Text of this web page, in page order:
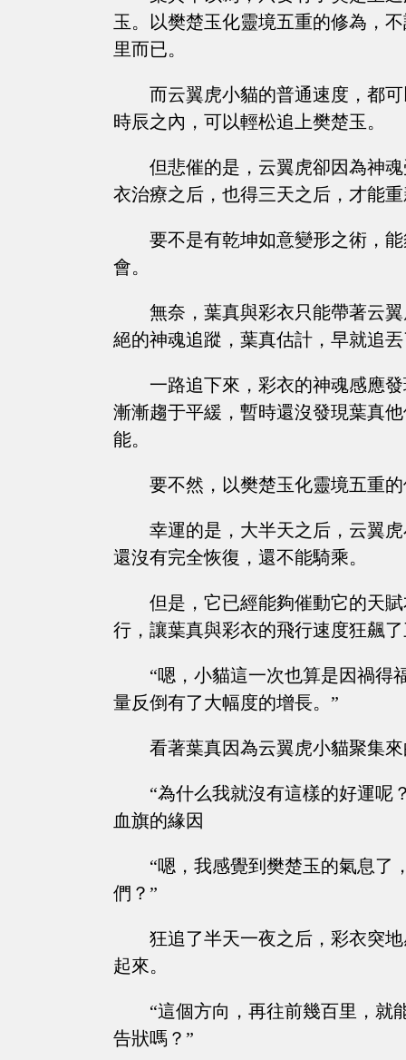
玉。以樊楚玉化靈境五重的修為，
里而已。
而云翼虎小貓的普通速度，都
時辰之內，可以輕松追上樊楚玉。
但悲催的是，云翼虎卻因為神
衣治療之后，也得三天之后，才能
要不是有乾坤如意變形之術，
會。
無奈，葉真與彩衣只能帶著云
絕的神魂追蹤，葉真估計，早就追
一路追下來，彩衣的神魂感應
漸漸趨于平緩，暫時還沒發現葉真
能。
要不然，以樊楚玉化靈境五重
幸運的是，大半天之后，云翼
還沒有完全恢復，還不能騎乘。
但是，它已經能夠催動它的天
行，讓葉真與彩衣的飛行速度狂飆
“嗯，小貓這一次也算是因禍得
量反倒有了大幅度的增長。”
看著葉真因為云翼虎小貓聚集
“為什么我就沒有這樣的好運呢
血旗的緣因
“嗯，我感覺到樊楚玉的氣息了
們？”
狂追了半天一夜之后，彩衣突
起來。
“這個方向，再往前幾百里，就
告狀嗎？”